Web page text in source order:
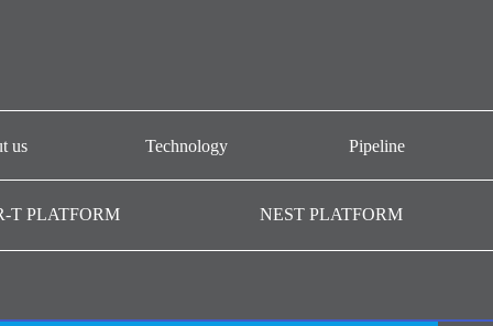
us
관
Technology Pipeline
AM201
T PLATFORM NEST PLATFORM